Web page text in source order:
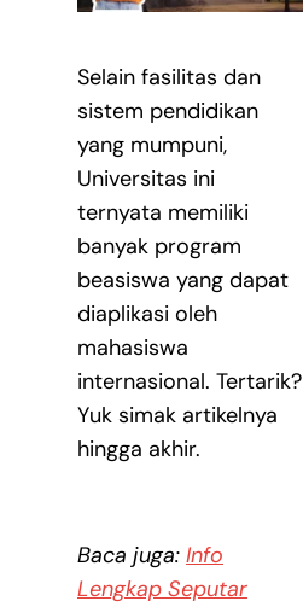
Selain fasilitas dan
sistem pendidikan
yang mumpuni,
Universitas ini
ternyata memiliki
banyak program
beasiswa yang dapat
diaplikasi oleh
mahasiswa
internasional. Tertarik?
Yuk simak artikelnya
hingga akhir.
Baca juga: Info
Lengkap Seputar